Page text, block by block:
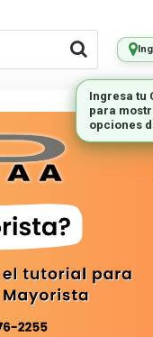
475)
Ingresa tu
para
opciones